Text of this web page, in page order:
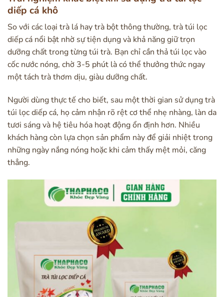
diếp cá khô
So với các loại trà lá hay trà bột thông thường, trà túi lọc
diếp cá nổi bật nhờ sự tiện dụng và khả năng giữ trọn
dưỡng chất trong từng túi trà. Bạn chỉ cần thả túi lọc vào
cốc nước nóng, chờ 3-5 phút là có thể thưởng thức ngay
một tách trà thơm dịu, giàu dưỡng chất.
Người dùng thực tế cho biết, sau một thời gian sử dụng trà
túi lọc diếp cá, họ cảm nhận rõ rệt cơ thể nhẹ nhàng, làn da
tươi sáng và hệ tiêu hóa hoạt động ổn định hơn. Nhiều
khách hàng còn lựa chọn sản phẩm này để giải nhiệt trong
những ngày nắng nóng hoặc khi cảm thấy mệt mỏi, căng
thẳng.